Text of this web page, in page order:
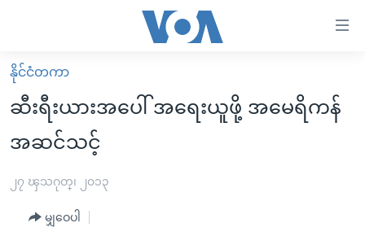
လွယ်ကူ
စေ
များ
မူလစာမျက်နှာ
မြန်မာ
ကမ္ဘာ့သတင်းများ
ရပ်ဝန်းတခု လမ်းတခု အလွန်
နိုင်ငံတကာ
ဆီးရီးယားအပေါ် အရေးယူဖို့ အမေရိကန်
အဆင်သင့်
၂၇ ၾသဂုတ္၊ ၂၀၁၃
မျှဝေပါ